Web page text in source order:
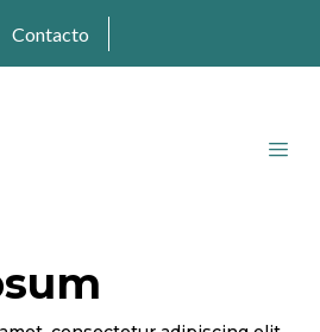
Contacto